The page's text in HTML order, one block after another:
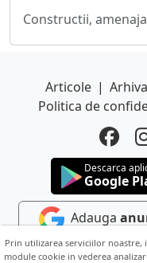
Constructii,
Articole |
Politica de
Descarca
Google
Adauga
Prin utilizarea serviciilor
module cookie in vederea